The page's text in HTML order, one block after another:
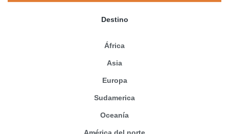
Destino
África
Asia
Europa
Sudamerica
Oceanía